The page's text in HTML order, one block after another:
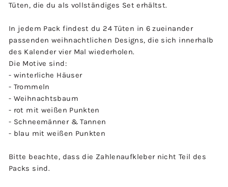
Tüten, die du als vollständiges Set erhältst.
In jedem Pack findest du 24 Tüten in 6 zueinander
passenden weihnachtlichen Designs, die sich innerhalb
des Kalender vier Mal wiederholen.
Die Motive sind:
- winterliche Häuser
- Trommeln
- Weihnachtsbaum
- rot mit weißen Punkten
- Schneemänner & Tannen
- blau mit weißen Punkten
Bitte beachte, dass die Zahlenaufkleber nicht Teil des
Packs sind.